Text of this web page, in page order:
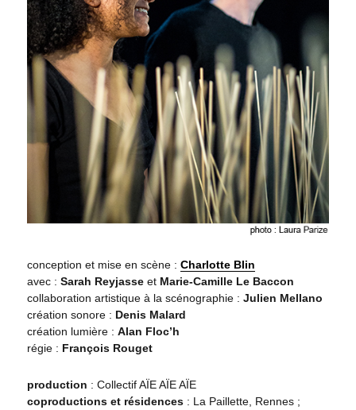
conception et mise en scène :Charlotte Blin
avec :Sarah Reyjasse et Marie-Camille Le Baccon
collaboration artistique à la scénographie :Julien Mellano
création sonore : Denis Malard
création lumière :Alan Floc’h
régie : François Rouget
production : Collectif AÏE AÏE AÏE
coproductions et résidences : La Paillette, Rennes ;